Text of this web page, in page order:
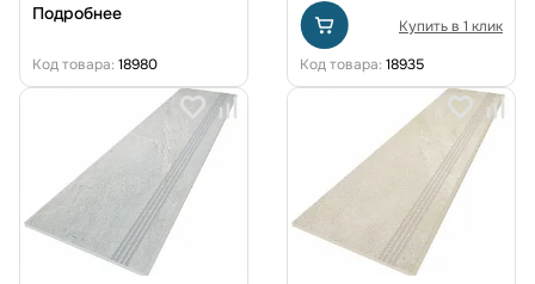
Подробнее
Код товара: 18980
Купить в 1 клик
Код товара: 18935